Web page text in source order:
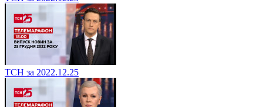
ТСН за 2022.12.25